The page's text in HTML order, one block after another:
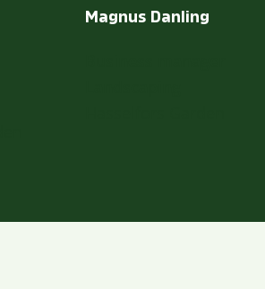
Magnus Danling